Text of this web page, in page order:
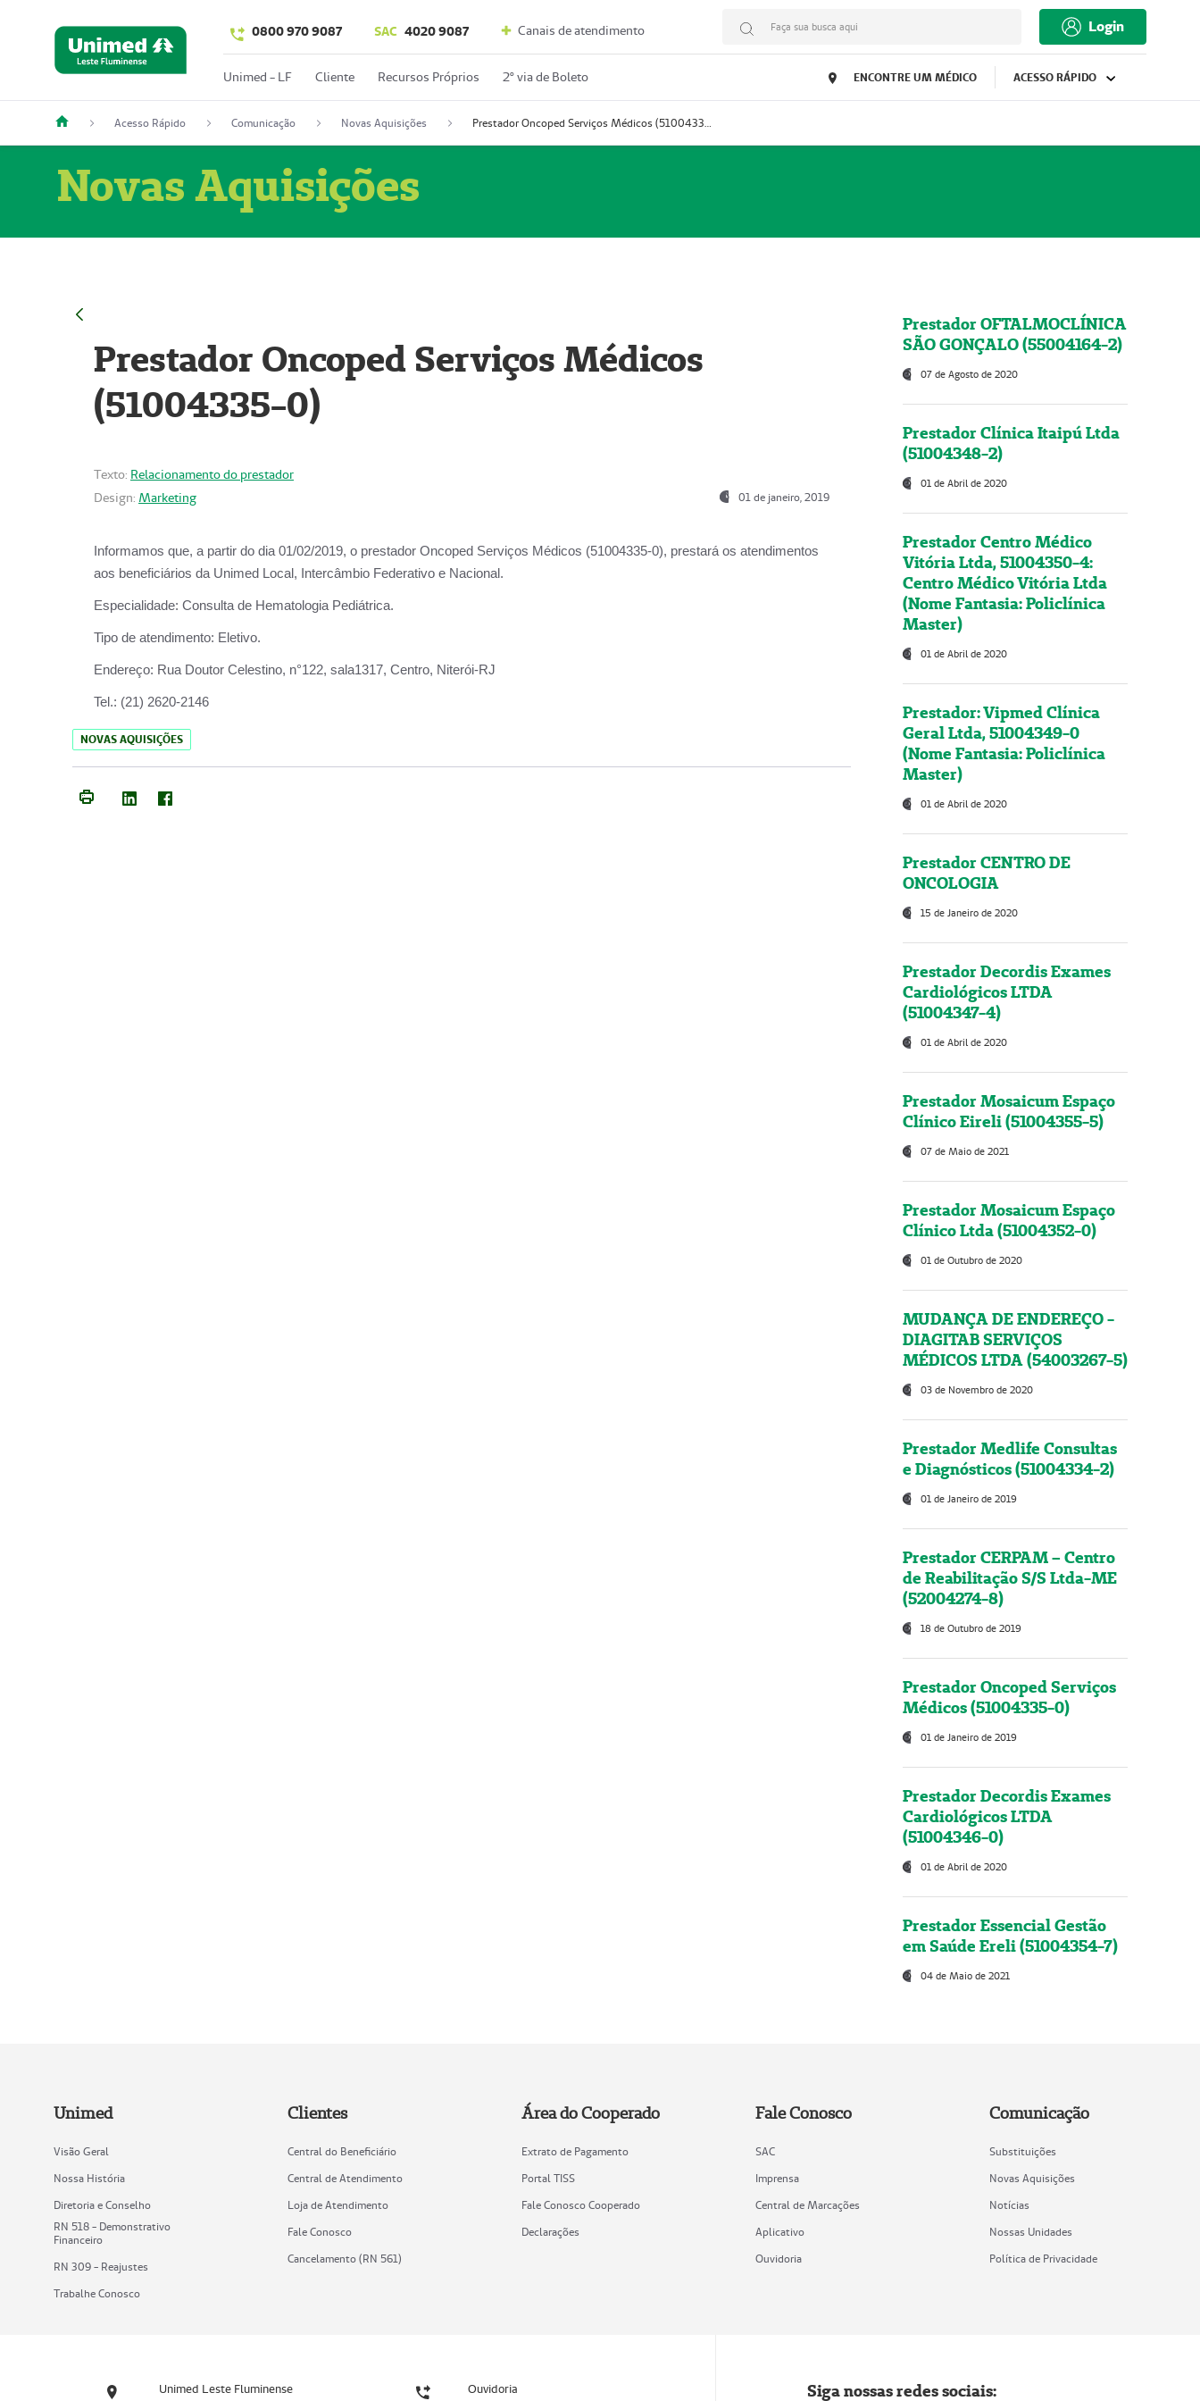
0800 970 9087 SAC 4020 9087 Canais de atendimento Faça sua busca aqui Login
Unimed - LF Cliente Recursos Próprios 2º via de Boleto ENCONTRE UM MÉDICO ACESSO RÁPIDO
Acesso Rápido Comunicação Novas Aquisições Prestador Oncoped Serviços Médicos (51004335-0)
Novas Aquisições
Prestador Oncoped Serviços Médicos
(51004335-0)
Texto: Relacionamento do prestador
Design: Marketing 01 de janeiro, 2019
Informamos que, a partir do dia 01/02/2019, o prestador Oncoped Serviços Médicos (51004335-0), prestará os atendimentos
aos beneficiários da Unimed Local, Intercâmbio Federativo e Nacional.
Especialidade: Consulta de Hematologia Pediátrica.
Tipo de atendimento: Eletivo.
Endereço: Rua Doutor Celestino, n°122, sala1317, Centro, Niterói-RJ
Tel.: (21) 2620-2146
NOVAS AQUISIÇÕES
Prestador OFTALMOCLÍNICA
SÃO GONÇALO (55004164-2)
07 de Agosto de 2020
Prestador Clínica Itaipú Ltda
(51004348-2)
01 de Abril de 2020
Prestador Centro Médico
Vitória Ltda, 51004350-4:
Centro Médico Vitória Ltda
(Nome Fantasia: Policlínica
Master)
01 de Abril de 2020
Prestador: Vipmed Clínica
Geral Ltda, 51004349-0
(Nome Fantasia: Policlínica
Master)
01 de Abril de 2020
Prestador CENTRO DE
ONCOLOGIA
15 de Janeiro de 2020
Prestador Decordis Exames
Cardiológicos LTDA
(51004347-4)
01 de Abril de 2020
Prestador Mosaicum Espaço
Clínico Eireli (51004355-5)
07 de Maio de 2021
Prestador Mosaicum Espaço
Clínico Ltda (51004352-0)
01 de Outubro de 2020
MUDANÇA DE ENDEREÇO -
DIAGITAB SERVIÇOS
MÉDICOS LTDA (54003267-5)
03 de Novembro de 2020
Prestador Medlife Consultas
e Diagnósticos (51004334-2)
01 de Janeiro de 2019
Prestador CERPAM – Centro
de Reabilitação S/S Ltda-ME
(52004274-8)
18 de Outubro de 2019
Prestador Oncoped Serviços
Médicos (51004335-0)
01 de Janeiro de 2019
Prestador Decordis Exames
Cardiológicos LTDA
(51004346-0)
01 de Abril de 2020
Prestador Essencial Gestão
em Saúde Ereli (51004354-7)
04 de Maio de 2021
Unimed
Visão Geral
Nossa História
Diretoria e Conselho
RN 518 - Demonstrativo
Financeiro
RN 309 - Reajustes
Trabalhe Conosco
Clientes
Central do Beneficiário
Central de Atendimento
Loja de Atendimento
Fale Conosco
Cancelamento (RN 561)
Área do Cooperado
Extrato de Pagamento
Portal TISS
Fale Conosco Cooperado
Declarações
Fale Conosco
SAC
Imprensa
Central de Marcações
Aplicativo
Ouvidoria
Comunicação
Substituições
Novas Aquisições
Notícias
Nossas Unidades
Política de Privacidade
Unimed Leste Fluminense Ouvidoria Siga nossas redes sociais: